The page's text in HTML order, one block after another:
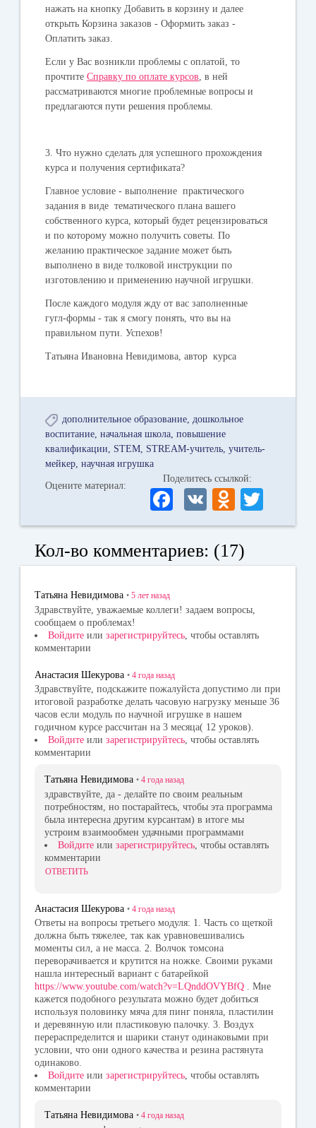
нажать на кнопку Добавить в корзину и далее
открыть Корзина заказов - Оформить заказ -
Оплатить заказ.
Если у Вас возникли проблемы с оплатой, то
прочтитеСправку по оплате курсов , в ней
рассматриваются многие проблемные вопросы и
предлагаются пути решения проблемы.
3. Что нужно сделать для успешного прохождения
курса и получения сертификата?
Главное условие - выполнение практического
задания в виде тематического плана вашего
собственного курса, который будет рецензироваться
и по которому можно получить советы. По
желанию практическое задание может быть
выполнено в виде толковой инструкции по
изготовлению и применению научной игрушки.
После каждого модуля жду от вас заполненные
гугл-формы - так я смогу понять, что вы на
правильном пути. Успехов!
Татьяна Ивановна Невидимова, автор курса
дополнительное образование дошкольное
воспитание начальная школа повышение
квалификации
STEM STREAM-учитель учитель-
мейкер научная игрушка
Оцените материал:
Поделитесь ссылкой:
Fa
ce
bo
ok
V
K
O
dn
ok
la
ni
ki
wi
r
Кол-во комментариев: (17)
Татьяна Невидимова • 5 лет назад
Здравствуйте, уважаемые коллеги! задаем вопросы,
сообщаем о проблемах!
Войдите или зарегистрируйтесь , чтобы оставлять
комментарии
Анастасия Шекурова • 4 года назад
Здравствуйте, подскажите пожалуйста допустимо ли при
итоговой разработке делать часовую нагрузку меньше 36
часов если модуль по научной игрушке в нашем
годичном курсе рассчитан на 3 месяца( 12 уроков).
Войдите или зарегистрируйтесь, чтобы оставлять
комментарии
Татьяна Невидимова • 4 года назад
здравствуйте, да - делайте по своим реальным
потребностям, но постарайтесь, чтобы эта программа
была интересна другим курсантам) в итоге мы
устроим взаимообмен удачными программами
Войдите или зарегистрируйтесь , чтобы оставлять
комментарии
ОТВЕТИТЬ
Анастасия Шекурова • 4 года назад
Ответы на вопросы третьего модуля: 1. Часть со щеткой
должна быть тяжелее, так как уравновешивались
моменты сил, а не масса. 2. Волчок томсона
переворачивается и крутится на ножке. Своими руками
нашла интересный вариант с батарейкой
https://www.youtube.com/watch?v=LQnddOVYBfQ . Мне
кажется подобного результата можно будет добиться
используя половинку мяча для пинг поняла, пластилин
и деревянную или пластиковую палочку. 3. Воздух
перераспределится и шарики станут одинаковыми при
условии, что они одного качества и резина растянута
одинаково.
Войдите или зарегистрируйтесь, чтобы оставлять
комментарии
Татьяна Невидимова • 4 года назад